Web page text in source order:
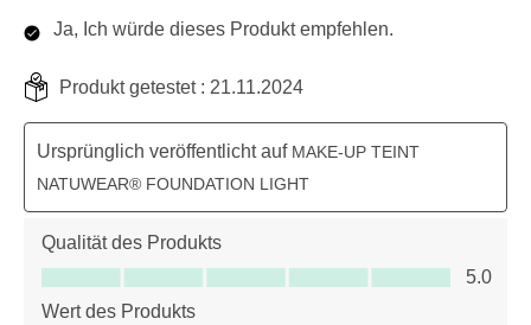
Ja, Ich würde dieses Produkt empfehlen.
Produkt getestet : 21.11.2024
Ursprünglich veröffentlicht auf MAKE-UP TEINT
NATUWEAR® FOUNDATION LIGHT
Qualität des Produkts
Qualität des Produkts, 5.0 von 5
5.0
Wert des Produkts